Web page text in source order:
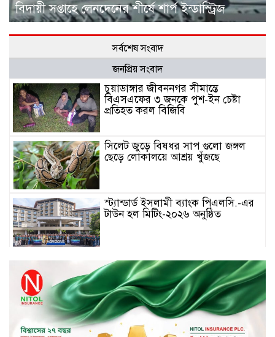
বিদায়ী সপ্তাহে লেনদেনের শীর্ষে শার্প ইন্ডাস্ট্রিজ
সর্বশেষ সংবাদ
জনপ্রিয় সংবাদ
চুয়াডাঙ্গার জীবননগর সীমান্তে
বিএসএফের ৩ জনকে পুশ-ইন চেষ্টা
প্রতিহত করল বিজিবি
সিলেট জুড়ে বিষধর সাপ গুলো জঙ্গল
ছেড়ে লোকালয়ে আশ্রয় খুঁজছে
স্ট্যান্ডার্ড ইসলামী ব্যাংক পিএলসি.-এর
টাউন হল মিটিং-২০২৬ অনুষ্ঠিত
বিদায়ী সপ্তাহে দর পতনের শীর্ষে এস
আলম কোল্ড রোল্ড
বিদায়ী সপ্তাহে দর বৃদ্ধির শীর্ষে ফারইস্ট
ফাইন্যান্স